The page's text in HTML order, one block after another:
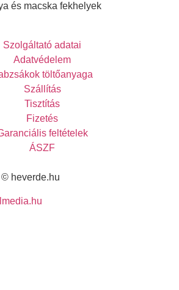
és macska fekhelyek
Szolgáltató adatai
Adatvédelem
töltőanyaga
Szállítás
Tisztítás
Fizetés
feltételek
ÁSZF
heverde.hu